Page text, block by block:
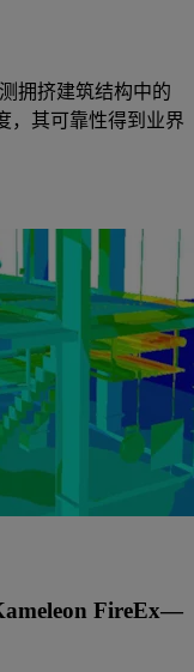
拥挤建筑结构中的
，其可靠性得到业界
FireEx—